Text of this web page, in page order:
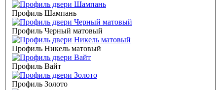
Профиль Шампань
Профиль Черный матовый
Профиль Никель матовый
Профиль Вайт
Профиль Золото